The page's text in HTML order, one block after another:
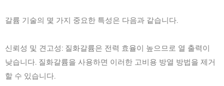
갈륨 기술의 몇 가지 중요한 특성은 다음과 같습니다.
신뢰성 및 견고성: 질화갈륨은 전력 효율이 높으므로 열 출력이
낮습니다. 질화갈륨을 사용하면 이러한 고비용 방열 방법을 제거
할 수 있습니다.